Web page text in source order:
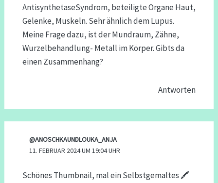
AntisynthetaseSyndrom, beteiligte Organe Haut,
Gelenke, Muskeln. Sehr ähnlich dem Lupus.
Meine Frage dazu, ist der Mundraum, Zähne,
Wurzelbehandlung- Metall im Körper. Gibts da
einen Zusammenhang?
Antworten
@ANOSCHKAUNDLOUKA_ANJA
11. FEBRUAR 2024 UM 19:04 UHR
Schönes Thumbnail, mal ein Selbstgemaltes 🖍